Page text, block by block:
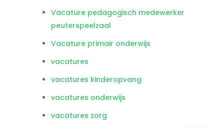
Vacature pedagogisch medewerker
peuterspeelzaal
Vacature primair onderwijs
vacatures
vacatures kinderopvang
vacatures onderwijs
vacatures zorg